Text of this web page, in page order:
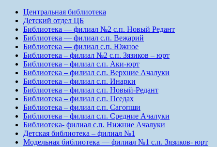
Центральная библиотека
Детский отдел ЦБ
Библиотека — филиал №2 с.п. Новый Редант
Библиотека — филиал с.п. Вежарий
Библиотека — филиал с.п. Южное
Библиотека – филиал №2 с.п. Зязиков – юрт
Библиотека – филиал с.п. Аки-юрт
Библиотека – филиал с.п. Верхние Ачалуки
Библиотека – филиал с.п. Инарки
Библиотека – филиал с.п. Новый-Редант
Библиотека – филиал с.п. Пседах
Библиотека – филиал с.п. Сагопши
Библиотека – филиал с.п. Средние Ачалуки
Библиотека- филиал с.п. Нижние Ачалуки
Детская библиотека – филиал №1
Модельная библиотека — филиал №1 с.п. Зязиков- юрт